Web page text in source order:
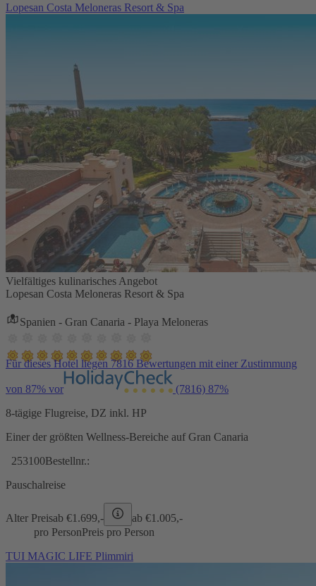
Lopesan Costa Meloneras Resort & Spa
Vielfältiges kulinarisches Angebot
Lopesan Costa Meloneras Resort & Spa
Spanien - Gran Canaria - Playa Meloneras
Für dieses Hotel liegen 7816 Bewertungen mit einer Zustimmung
von 87% vor (7816) 87%
8-tägige Flugreise, DZ inkl. HP
Einer der größten Wellness-Bereiche auf Gran Canaria
253100Bestellnr.:
Pauschalreise
Alter Preisab €1.699,- ab €1.005,-
pro PersonPreis pro Person
TUI MAGIC LIFE Plimmiri